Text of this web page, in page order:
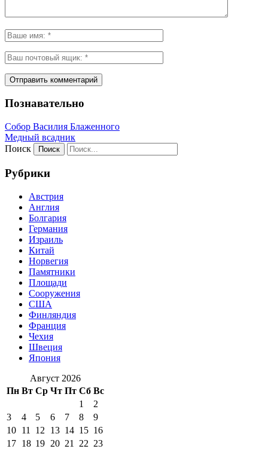
Познавательно
Собор Василия Блаженного
Медный всадник
Поиск
Рубрики
Австрия
Англия
Болгария
Германия
Израиль
Китай
Норвегия
Памятники
Площади
Сооружения
США
Финляндия
Франция
Чехия
Швеция
Япония
Август 2026
Пн Вт Ср Чт Пт Сб Вс
1
2
3
4 5 6 7 8
9
10 11 12 13 14 15 16
17 18 19 20 21 22 23